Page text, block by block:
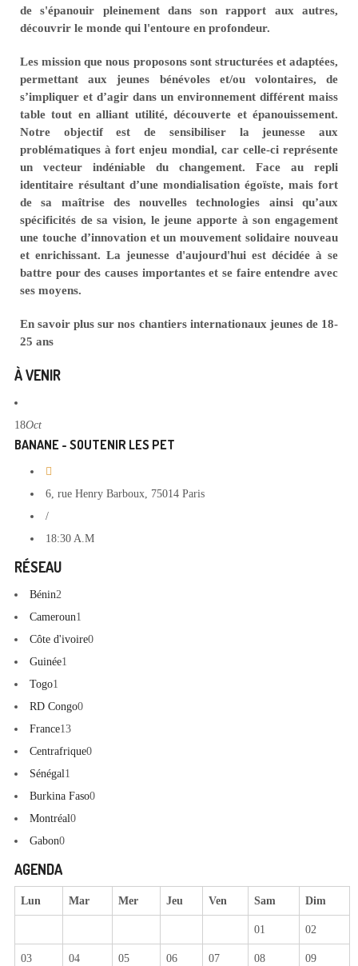
de s'épanouir pleinement dans son rapport aux autres,
découvrir le monde qui l'entoure en profondeur.
Les mission que nous proposons sont structurées et adaptées,
permettant aux jeunes bénévoles et/ou volontaires, de
s’impliquer et d’agir dans un environnement différent maiss
table tout en alliant utilité, découverte et épanouissement.
Notre objectif est de sensibiliser la jeunesse aux
problématiques à fort enjeu mondial, car celle-ci représente
un vecteur indéniable du changement. Face au repli
identitaire résultant d’une mondialisation égoïste, mais fort
de sa maîtrise des nouvelles technologies ainsi qu’aux
spécificités de sa vision, le jeune apporte à son engagement
une touche d’innovation et un mouvement solidaire nouveau
et enrichissant. La jeunesse d'aujourd'hui est décidée à se
battre pour des causes importantes et se faire entendre avec
ses moyens.
En savoir plus sur nos chantiers internationaux jeunes de 18-
25 ans
À VENIR
18Oct
BANANE - SOUTENIR LES PET
6, rue Henry Barboux, 75014 Paris
/
18:30 A.M
RÉSEAU
Bénin2
Cameroun1
Côte d'ivoire0
Guinée1
Togo1
RD Congo0
France13
Centrafrique0
Sénégal 1
Burkina Faso0
Montréal0
Gabon0
AGENDA
Lun Mar Mer Jeu Ven Sam Dim
01 02
03 04 05 06 07 08 09